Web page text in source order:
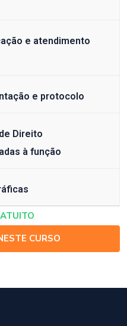
e atendimento
e protocolo
Direito
à função
CURSO